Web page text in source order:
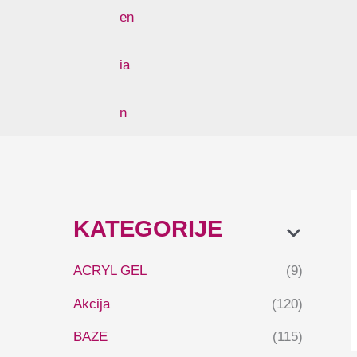
KATEGORIJE
ACRYL GEL (9)
Akcija (120)
BAZE (115)